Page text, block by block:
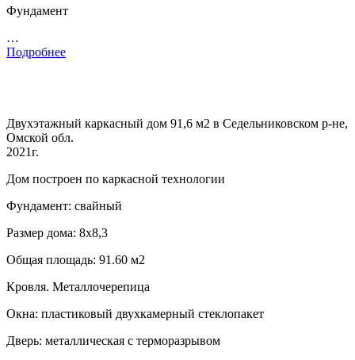
Фундамент
…
Подробнее
Двухэтажный каркасный дом 91,6 м2 в Седельниковском р-не,
Омской обл.
2021г.
Дом построен по каркасной технологии
Фундамент: свайный
Размер дома: 8х8,3
Общая площадь: 91.60 м2
Кровля. Металлочерепица
Окна: пластиковый двухкамерный стеклопакет
Дверь: металлическая с терморазрывом